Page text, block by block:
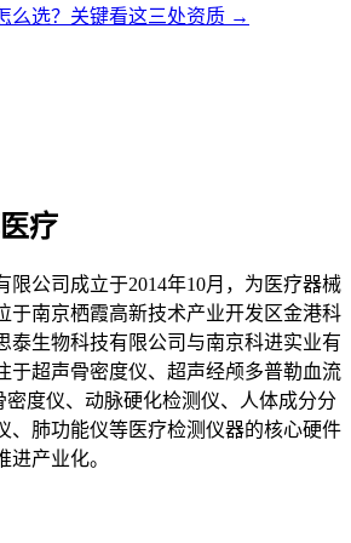
么选？关键看这三处资质 →
疗
限公司成立于2014年10月，为医疗器械
于南京栖霞高新技术产业开发区金港科
泰生物科技有限公司与南京科进实业有
于超声骨密度仪、超声经颅多普勒血流
度仪、动脉硬化检测仪、人体成分分
、肺功能仪等医疗检测仪器的核心硬件
进产业化。